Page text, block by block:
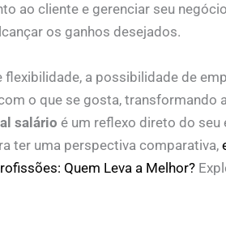
ao cliente e gerenciar seu
os ganhos desejados.
a possibilidade de
o que se gosta, transformando
salário é um reflexo direto do seu
ter uma perspectiva comparativa,
Quem Leva a Melhor?